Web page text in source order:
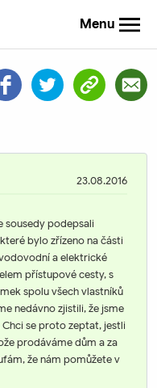
Menu
23.08.2016
sousedy podepsali
bylo zřízeno na části
a elektrické
přístupové cesty, s
spolu všech vlastníků
nedávno zjistili, že jsme
se proto zeptat, jestli
prodáváme dům a za
že nám pomůžete v